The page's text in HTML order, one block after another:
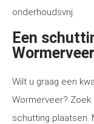
onderhoudsvrij.
Een
Wilt u graag een
Wormerveer?
schutting plaatsen.